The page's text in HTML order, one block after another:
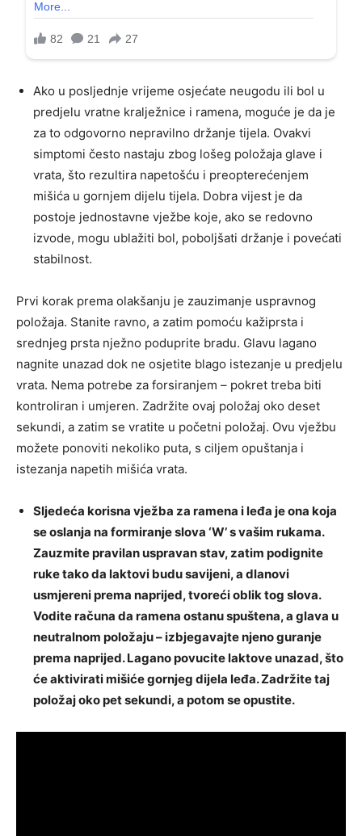
Ako u posljednje vrijeme osjećate neugodu ili bol u
predjelu vratne kralježnice i ramena, moguće je da je
za to odgovorno nepravilno držanje tijela. Ovakvi
simptomi često nastaju zbog lošeg položaja glave i
vrata, što rezultira napetošću i preopterećenjem
mišića u gornjem dijelu tijela. Dobra vijest je da
postoje jednostavne vježbe koje, ako se redovno
izvode, mogu ublažiti bol, poboljšati držanje i povećati
stabilnost.
Prvi korak prema olakšanju je zauzimanje uspravnog
položaja. Stanite ravno, a zatim pomoću kažiprsta i
srednjeg prsta nježno poduprite bradu. Glavu lagano
nagnite unazad dok ne osjetite blago istezanje u predjelu
vrata. Nema potrebe za forsiranjem – pokret treba biti
kontroliran i umjeren. Zadržite ovaj položaj oko deset
sekundi, a zatim se vratite u početni položaj. Ovu vježbu
možete ponoviti nekoliko puta, s ciljem opuštanja i
istezanja napetih mišića vrata.
Sljedeća korisna vježba za ramena i leđa je ona koja
se oslanja na formiranje slova ‘W’ s vašim rukama.
Zauzmite pravilan uspravan stav, zatim podignite
ruke tako da laktovi budu savijeni, a dlanovi
usmjereni prema naprijed, tvoreći oblik tog slova.
Vodite računa da ramena ostanu spuštena, a glava u
neutralnom položaju – izbjegavajte njeno guranje
prema naprijed. Lagano povucite laktove unazad, što
će aktivirati mišiće gornjeg dijela leđa. Zadržite taj
položaj oko pet sekundi, a potom se opustite.